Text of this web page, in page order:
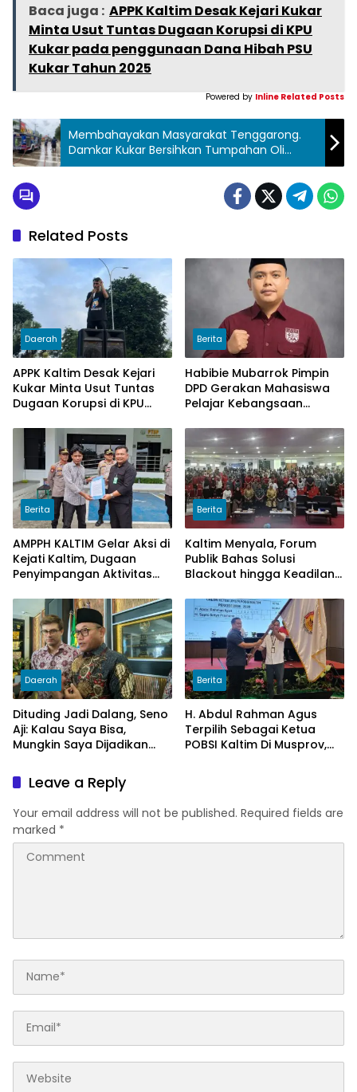
Baca juga : APPK Kaltim Desak Kejari Kukar
Minta Usut Tuntas Dugaan Korupsi di KPU
Kukar pada penggunaan Dana Hibah PSU
Kukar Tahun 2025
Powered by Inline Related Posts
Membahayakan Masyarakat Tenggarong.
Damkar Kukar Bersihkan Tumpahan Oli
Depan Richeese Factory
Related Posts
Daerah
APPK Kaltim Desak Kejari
Kukar Minta Usut Tuntas
Dugaan Korupsi di KPU
Dana Hibah PSU Kukar
Tahun 2025
Berita
Habibie Mubarrok Pimpin
DPD Gerakan Mahasiswa
Pelajar Kebangsaan
Berita
AMPPH KALTIM Gelar Aksi di
Kejati Kaltim, Dugaan
Penyimpangan Aktivitas
Sawit di Logpond Tubaan
Berita
Kaltim Menyala, Forum
Publik Bahas Solusi
Blackout hingga Keadilan
Daerah
Dituding Jadi Dalang, Seno
Aji: Kalau Saya Bisa,
Mungkin Saya Dijadikan
Berita
H. Abdul Rahman Agus
Terpilih Sebagai Ketua
POBSI Kaltim Di Musprov,
Leave a Reply
Your email address will not be published. Required fields are
marked *